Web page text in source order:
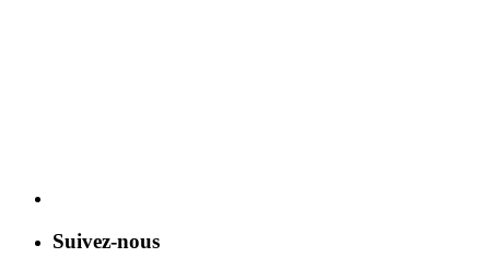
Suivez-nous